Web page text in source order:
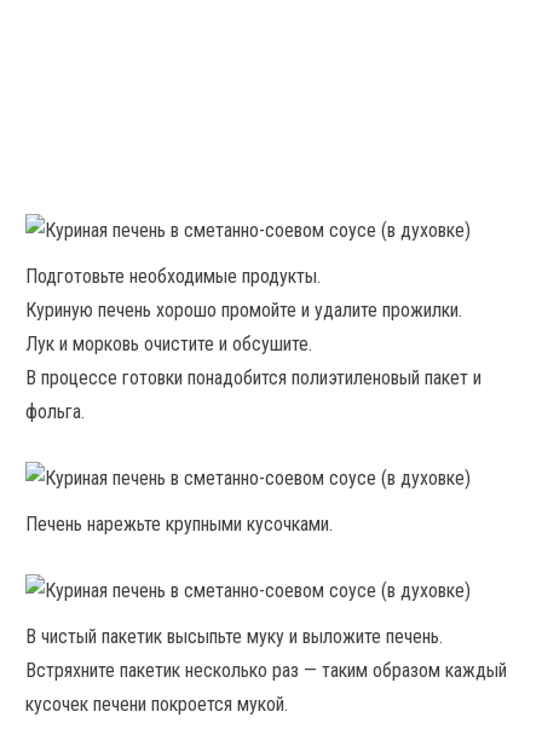
Подготовьте необходимые продукты.
Куриную печень хорошо промойте и удалите прожилки.
Лук и морковь очистите и обсушите.
В процессе готовки понадобится полиэтиленовый пакет и
фольга.
Печень нарежьте крупными кусочками.
В чистый пакетик высыпьте муку и выложите печень.
Встряхните пакетик несколько раз — таким образом каждый
кусочек печени покроется мукой.